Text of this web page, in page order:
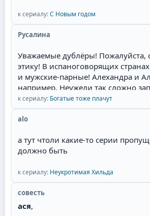
которые мечтала увидеть на
образ главного героя -
за отсутствие моего
ложится с ним, и героиня это
злодейка объявляет о
честный человек, женится.
противиться, но героиня сама его
другой, мол, ты должен, там
она часто сама беременна. И она
за давно влюблённого в неё
героя. Советую всем посмотреть
историю любви пирата!
к сериалу:С Новым годом
Русалина
Уважаемые дублёры! Пожалуйста,
этику! В испаноговорящих
и мужские-парные! Алехандра и
например. Неужели так сложно
валите всё в одну кучу! Сантьяга -
Мужские имена имеют окончание
соответственно -а.
к сериалу: Богатые тоже плачут
alo
а тут чтоли какие-то серии
должно быть
к сериалу: Неукротимая Хильда
совесть
ася,